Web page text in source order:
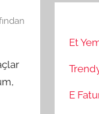
Et
E